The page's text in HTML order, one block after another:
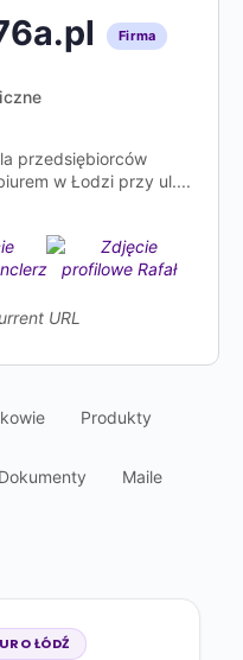
Firma
przedsiębiorców
w Łodzi przy ul....
Produkty
Dokumenty Maile
ŁÓDŹ